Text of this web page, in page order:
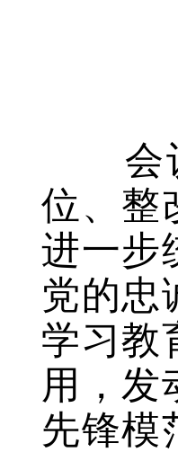
会
位、整
进一步
党的忠
学习教
用，发
先锋模